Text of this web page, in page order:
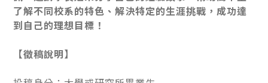
了解不同校系的特色、解決特定的生涯挑戰，成功達
到自己的理想目標！
【徵稿說明】